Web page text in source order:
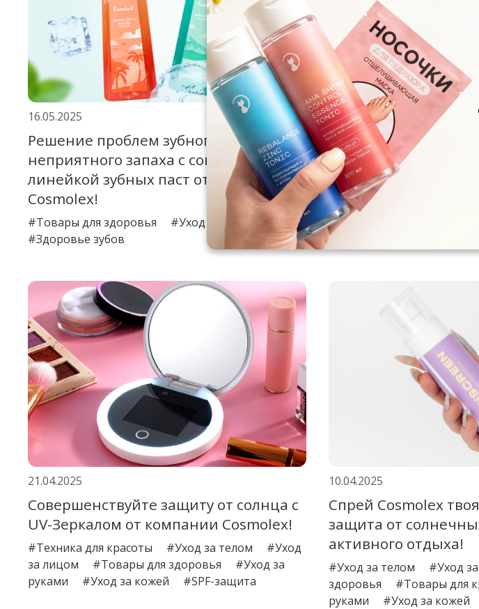
16.05.2025
Решение проблем зубного налёта и
неприятного запаха с современной
линейкой зубных паст от компании
Cosmolex!
#Товары для здоровья
#Уход за полостью рта
#Здоровье зубов
30.04.2025
Как правильно
полостью рта:
рекомендации?
#Товары для здоровья
21.04.2025
Совершенствуйте защиту от солнца с
UV-Зеркалом от компании Cosmolex!
#Техника для красоты #Уход за телом
#Уход
за лицом
#Товары для здоровья
#Уход за
руками
#Уход за кожей #SPF-защита
10.04.2025
Спрей Cosmolex
защита от
активного отдыха!
#Уход за телом #Уход
здоровья
#Товары для
руками
#Уход за кожей